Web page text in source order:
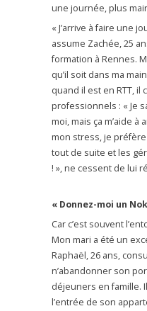
une journée, plus
« J’arrive à faire une
assume Zachée, 25
formation à Rennes.
qu’il soit dans ma
quand il est en RTT,
professionnels : « Je
moi, mais ça m’aide à
mon stress, je
tout de suite et les
! », ne cessent de lui
« Donnez-moi un
Car c’est souvent
Mon mari a été un
Raphaël, 26 ans,
n’abandonner son
déjeuners en famille.
l’entrée de son